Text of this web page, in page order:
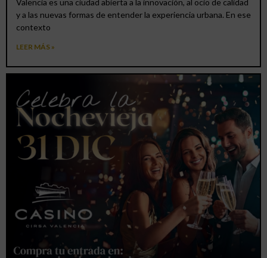
Valencia es una ciudad abierta a la innovación, al ocio de calidad
y a las nuevas formas de entender la experiencia urbana. En ese
contexto
LEER MÁS »